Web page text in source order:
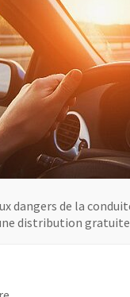
dangers de la
distribution